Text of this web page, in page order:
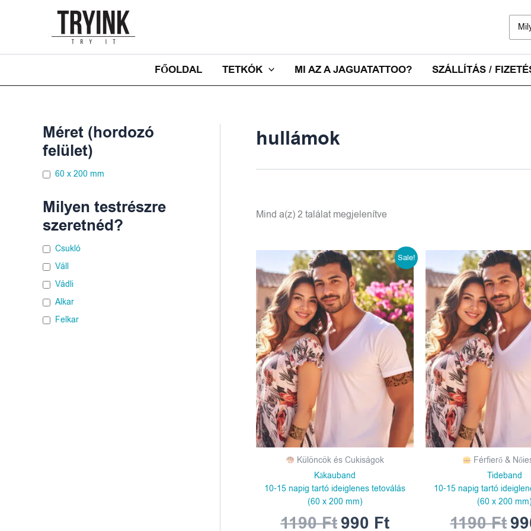
for:
FŐOLDAL TETKÓK MI AZ A JAGUATATTOO? SZÁLLÍTÁS /
Méret (hordozó
felület)
60 x 200 mm
Milyen testrészre
szeretnéd?
Csukló
Váll
Vádli
Alkar
Felkar
hullámok
Mind a(z) 2 találat megjelenítve
Sale!
Különcök és Cukiságok
Kākauband
10-15 napig tartó ideiglenes tetoválás
(60 x 200 mm)
1190Ft
Original
price
was:
1190 Ft.
990 Ft
Current
price
is:
990 Ft.
Férfierő &
Tideband
10-15 napig tartó
(60 x 200
1190Ft